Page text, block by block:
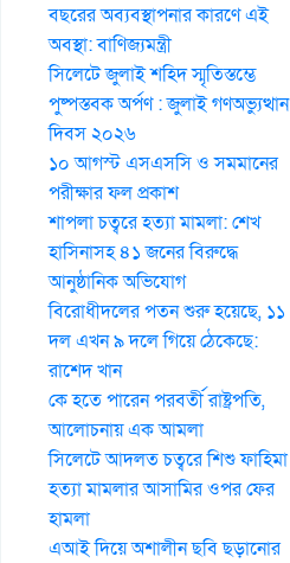
বছরের অব্যবস্থাপনার কারণে এই
অবস্থা: বাণিজ্যমন্ত্রী
সিলেটে জুলাই শহিদ স্মৃতিস্তম্ভে
পুষ্পস্তবক অর্পণ : জুলাই গণঅভ্যুত্থান
দিবস ২০২৬
১০ আগস্ট এসএসসি ও সমমানের
পরীক্ষার ফল প্রকাশ
শাপলা চত্বরে হত্যা মামলা: শেখ
হাসিনাসহ ৪১ জনের বিরুদ্ধে
আনুষ্ঠানিক অভিযোগ
বিরোধীদলের পতন শুরু হয়েছে, ১১
দল এখন ৯ দলে গিয়ে ঠেকেছে:
রাশেদ খান
কে হতে পারেন পরবর্তী রাষ্ট্রপতি,
আলোচনায় এক আমলা
সিলেটে আদলত চত্বরে শিশু ফাহিমা
হত্যা মামলার আসামির ওপর ফের
হামলা
এআই দিয়ে অশালীন ছবি ছড়ানোর